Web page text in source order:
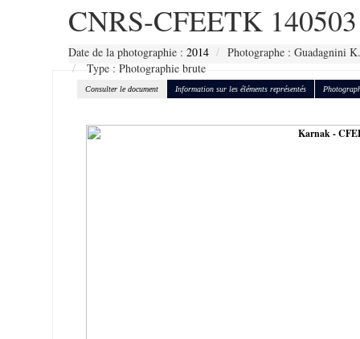
CNRS-CFEETK 140503
Date de la photographie : 2014
Photographe : Guadagnini K.
Type : Photographie brute
Consulter le document Information sur les éléments représentés